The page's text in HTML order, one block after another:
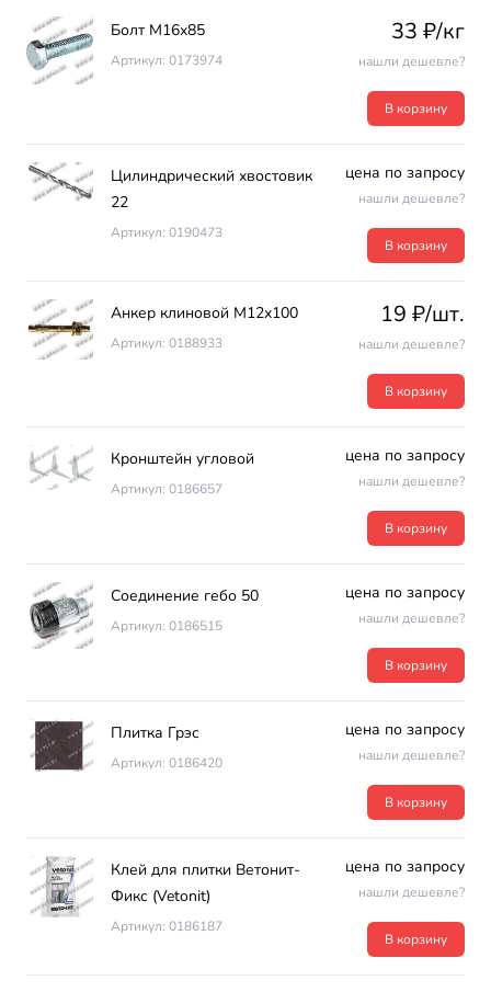
Болт М16х85
Артикул: 0173974
33 ₽/кг
нашли дешевле?
В корзину
Цилиндрический хвостовик
22
Артикул: 0190473
цена по запросу
нашли дешевле?
В корзину
Анкер клиновой М12х100
Артикул: 0188933
19 ₽/шт.
нашли дешевле?
В корзину
Кронштейн угловой
Артикул: 0186657
цена по запросу
нашли дешевле?
В корзину
Соединение гебо 50
Артикул: 0186515
цена по запросу
нашли дешевле?
В корзину
Плитка Грэс
Артикул: 0186420
цена по запросу
нашли дешевле?
В корзину
Клей для плитки Ветонит-
Фикс (Vetonit)
Артикул: 0186187
цена по запросу
нашли дешевле?
В корзину